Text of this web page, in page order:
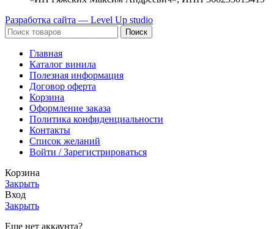
Разработка сайта — Level Up studio
Поиск
Главная
Каталог винила
Полезная информация
Договор оферта
Корзина
Оформление заказа
Политика конфиденциальности
Контакты
Список желаний
Войти / Зарегистрироваться
Корзина
Закрыть
Вход
Закрыть
Еще нет аккаунта?